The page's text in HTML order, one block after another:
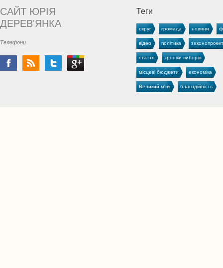
САЙТ ЮРІЯ
ДЕРЕВ'ЯНКА
Телефони
Теги
округ громада новини
відео політика
стаття хроніки виборів
місцеві бюджети економіка
Великий м'яч благодійність